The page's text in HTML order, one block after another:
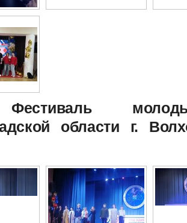
области г.